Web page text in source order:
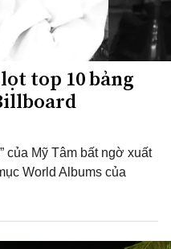
top 10 bảng
của Mỹ Tâm bất ngờ xuất
World Albums của